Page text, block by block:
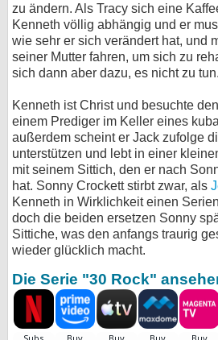
zu ändern. Als Tracy sich eine
Kenneth völlig abhängig und er
wie sehr er sich verändert hat, und
seiner Mutter fahren, um sich zu
sich dann aber dazu, es nicht zu tun.
Kenneth ist Christ und besuchte
einem Prediger im Keller eines
außerdem scheint er Jack zufolge
unterstützen und lebt in einer
mit seinem Sittich, den er nach
hat. Sonny Crockett stirbt zwar, als
Kenneth in Wirklichkeit einen
doch die beiden ersetzen Sonny
Sittiche, was den anfangs traurig
wieder glücklich macht.
Die Serie "30 Rock"